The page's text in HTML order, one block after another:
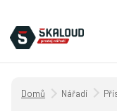
Úvodní strana
Nářadí